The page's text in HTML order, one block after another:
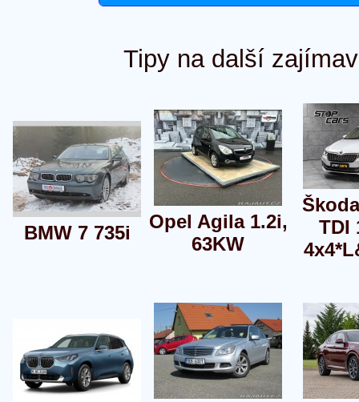
Tipy na další
BMW 7 735i
Opel Agila 1.2i,
63KW
TDI